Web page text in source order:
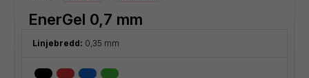
EnerGel 0,7 mm
Linjebredd: 0,35 mm